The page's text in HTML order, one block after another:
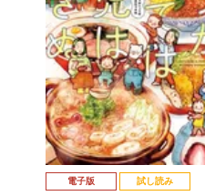
電子版 試し読み